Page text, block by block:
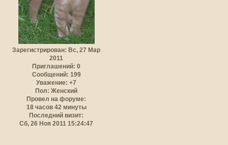
Зарегистрирован: Вс, 27 Мар
2011
Приглашений: 0
Сообщений: 199
Уважение: +7
Пол: Женский
Провел на форуме:
18 часов 42 минуты
Последний визит:
Сб, 26 Ноя 2011 15:24:47